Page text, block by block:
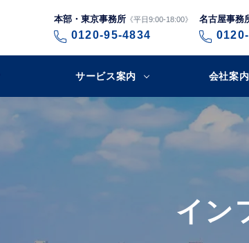
本部・東京事務所《平日9:00-18:00》
0120-95-4834
名古屋事務
サービス案内 会社案内
イン